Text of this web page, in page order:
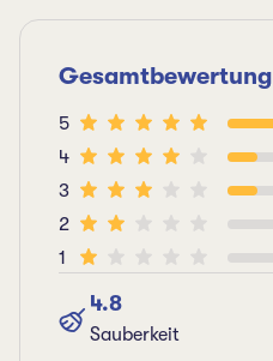
Gesamtbewertung
5
4
3
2
1
4.8
Sauberkeit